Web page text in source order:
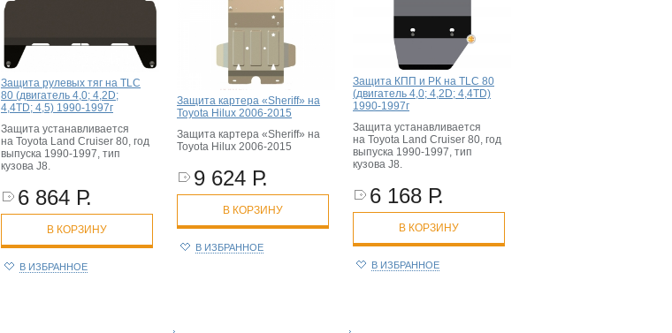
Защита рулевых тяг на TLC
80 (двигатель 4,0; 4,2D;
4,4TD; 4,5) 1990-1997г
Защита устанавливается
на Toyota Land Cruiser 80, год
выпуска 1990-1997, тип
кузова J8.
6 864 Р.
В КОРЗИНУ
В ИЗБРАННОЕ
Защита картера «Sheriff» на
Toyota Hilux 2006-2015
Защита картера «Sheriff» на
Toyota Hilux 2006-2015
9 624 Р.
В КОРЗИНУ
В ИЗБРАННОЕ
Защита КПП и РК на TLC 80
(двигатель 4,0; 4,2D; 4,4TD)
1990-1997г
Защита устанавливается
на Toyota Land Cruiser 80, год
выпуска 1990-1997, тип
кузова J8.
6 168 Р.
В КОРЗИНУ
В ИЗБРАННОЕ